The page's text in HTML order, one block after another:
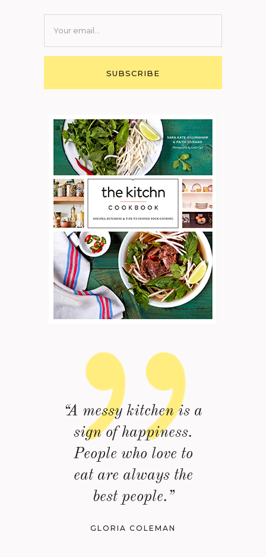
“A messy kitchen is a
sign of happiness.
People who love to
eat are always the
best people.”
GLORIA COLEMAN